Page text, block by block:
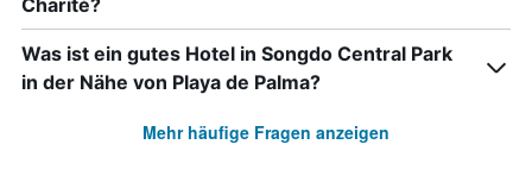
Charité?
Was ist ein gutes Hotel in Songdo Central Park
in der Nähe von Playa de Palma?
Mehr häufige Fragen anzeigen